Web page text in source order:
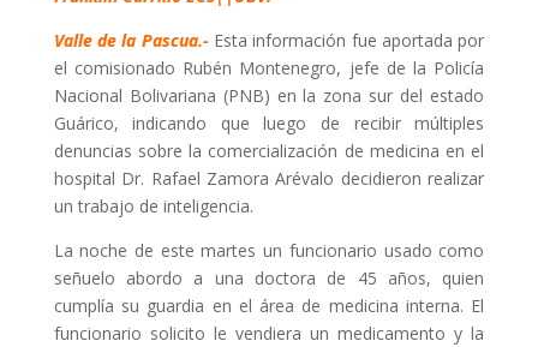
Valle de la Pascua.-Esta información fue aportada por
el comisionado Rubén Montenegro, jefe de la Policía
Nacional Bolivariana (PNB) en la zona sur del estado
Guárico, indicando que luego de recibir múltiples
denuncias sobre la comercialización de medicina en el
hospital Dr. Rafael Zamora Arévalo decidieron realizar
un trabajo de inteligencia.
La noche de este martes un funcionario usado como
señuelo abordo a una doctora de 45 años, quien
cumplía su guardia en el área de medicina interna. El
funcionario solicito le vendiera un medicamento y la